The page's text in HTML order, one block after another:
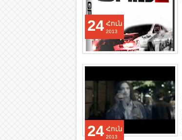
24 Հուն
2013
24 Հուն
2013